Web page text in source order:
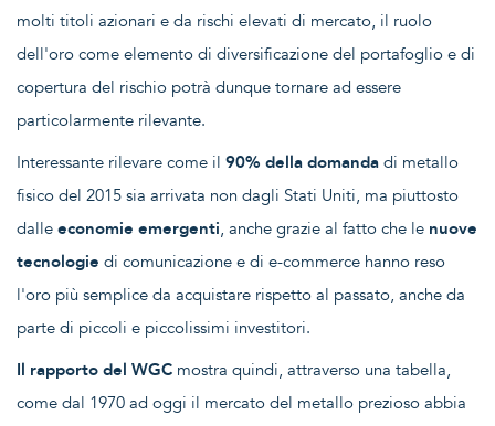
molti titoli azionari e da rischi elevati di mercato, il ruolo
dell'oro come elemento di diversificazione del portafoglio e di
copertura del rischio potrà dunque tornare ad essere
particolarmente rilevante.
Interessante rilevare come il 90% della domanda di metallo
fisico del 2015 sia arrivata non dagli Stati Uniti, ma piuttosto
dalle economie emergenti, anche grazie al fatto che le nuove
tecnologie di comunicazione e di e-commerce hanno reso
l'oro più semplice da acquistare rispetto al passato, anche da
parte di piccoli e piccolissimi investitori.
Il rapporto del WGC mostra quindi, attraverso una tabella,
come dal 1970 ad oggi il mercato del metallo prezioso abbia